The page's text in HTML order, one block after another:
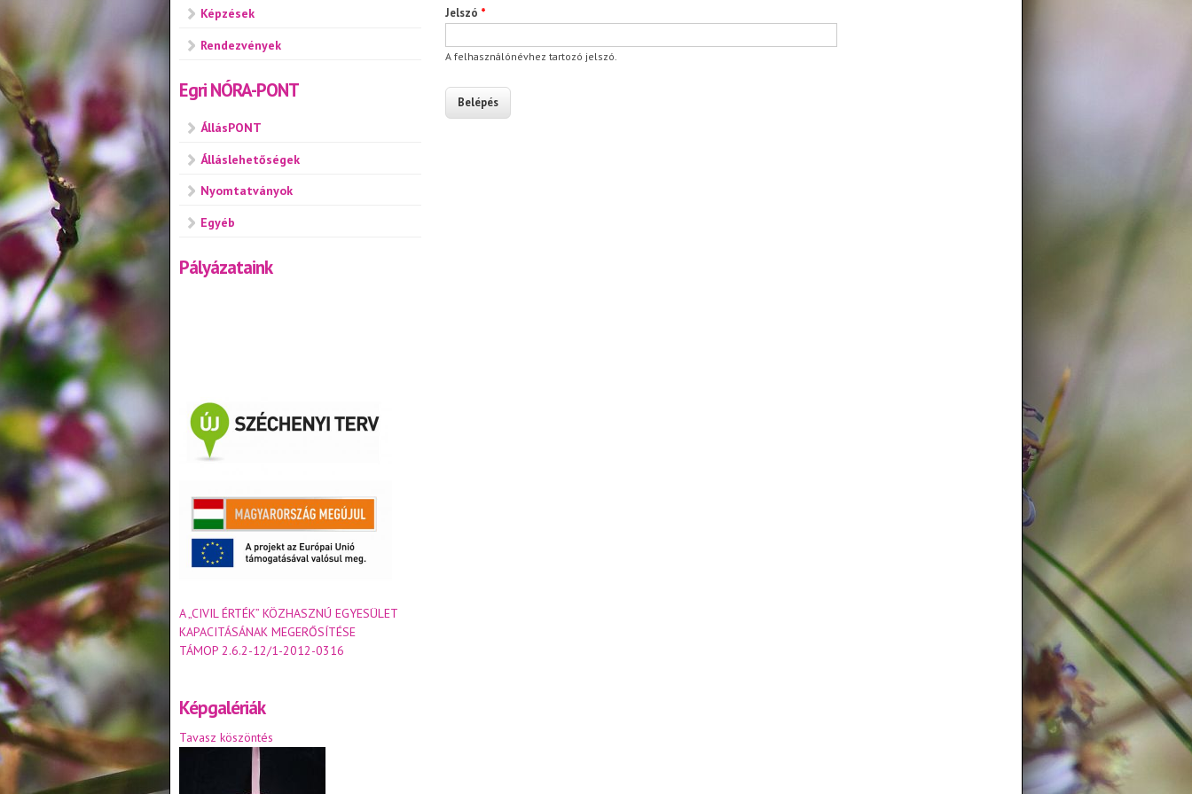
Jelszó *
A felhasználónévhez tartozó jelszó.
Képzések
Rendezvények
Egri NÓRA-PONT
ÁllásPONT
Álláslehetőségek
Nyomtatványok
Egyéb
Pályázataink
A „CIVIL ÉRTÉK” KÖZHASZNÚ EGYESÜLET
KAPACITÁSÁNAK MEGERŐSÍTÉSE
TÁMOP 2.6.2-12/1-2012-0316
Képgalériák
Tavasz köszöntés